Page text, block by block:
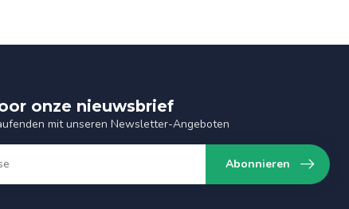
onze nieuwsbrief
mit unseren Newsletter-Angeboten
Abonnieren